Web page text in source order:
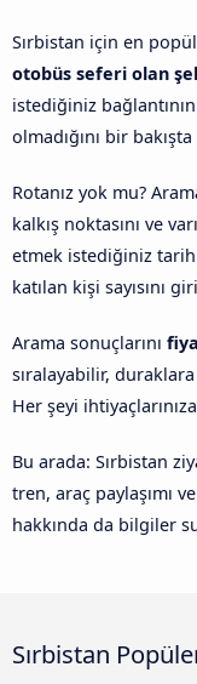
Sırbistan için en
otobüs seferi olan
istediğiniz
olmadığını bir
Rotanız yok mu?
kalkış noktasını ve
etmek istediğiniz tarihi
katılan kişi sayısını
Arama sonuçlarını
sıralayabilir,
Her şeyi
Bu arada: Sırbistan
tren, araç paylaşımı
hakkında da bilgiler
Sırbistan